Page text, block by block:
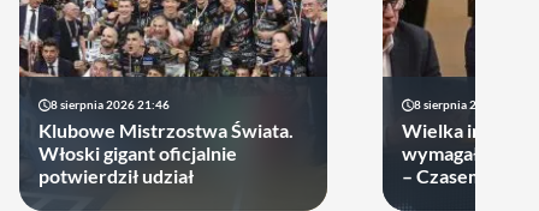
8 sierpnia 2026 21:46
Klubowe Mistrzostwa Świata.
Włoski gigant oficjalnie
potwierdził udział
8 sierpnia 2026 19:22
Wielka impreza
wymagała
– Czasem